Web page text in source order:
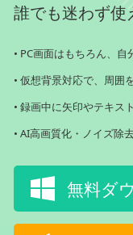
誰でも迷わず使
• PC画面はもちろん、
• 仮想背景対応で、周囲
• 録画中に矢印やテキス
• AI高画質化・ノイズ除
無料ダ